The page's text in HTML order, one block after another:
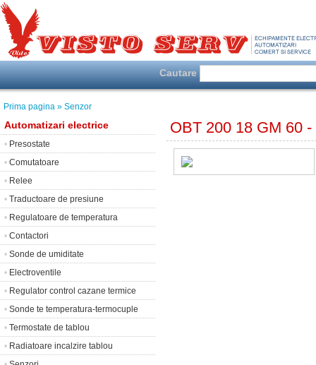
Cautare
Prima pagina » Senzor
Automatizari electrice
• Presostate
• Comutatoare
• Relee
• Traductoare de presiune
• Regulatoare de temperatura
• Contactori
• Sonde de umiditate
• Electroventile
• Regulator control cazane termice
• Sonde te temperatura-termocuple
• Termostate de tablou
• Radiatoare incalzire tablou
OBT 200 18 GM 60